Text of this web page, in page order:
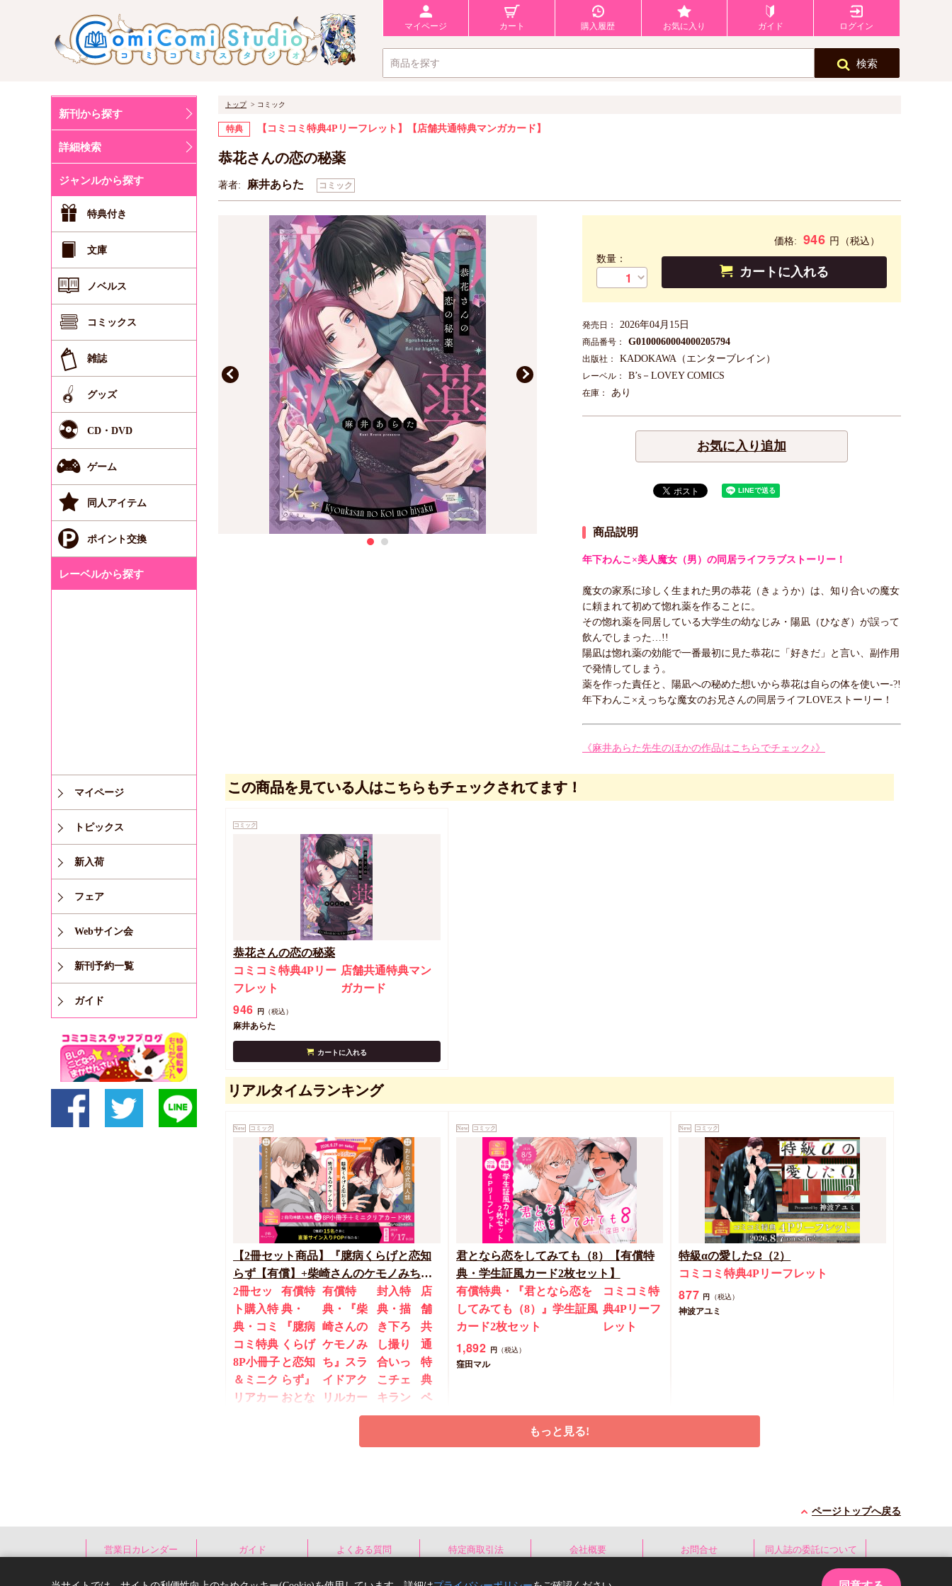
マイページ カート 購入履歴 お気に入り ガイド ログイン
検索
新刊から探す
詳細検索
ジャンルから探す
特典付き
文庫
ノベルス
コミックス
雑誌
グッズ
CD・DVD
ゲーム
同人アイテム
ポイント交換
レーベルから探す
マイページ
トピックス
新入荷
フェア
Webサイン会
新刊予約一覧
ガイド
トップ コミック
特典 【コミコミ特典4Pリーフレット】 【店舗共通特典マンガカード】
恭花さんの恋の秘薬
著者: 麻井あらた コミック
価格: 946 円
（税込）
数量：
カートに入れる
発売日： 2026年04月15日
商品番号： G0100060004000205794
出版社： KADOKAWA（エンターブレイン）
レーベル： B’s－LOVEY COMICS
在庫： あり
お気に入り追加
商品説明
年下わんこ×美人魔女（男）の同居ライフラブストーリー！
魔女の家系に珍しく生まれた男の恭花（きょうか）は、知り合いの魔女
に頼まれて初めて惚れ薬を作ることに。
その惚れ薬を同居している大学生の幼なじみ・陽凪（ひなぎ）が誤って
飲んでしまった…!!
陽凪は惚れ薬の効能で一番最初に見た恭花に「好きだ」と言い、副作用
で発情してしまう。
薬を作った責任と、陽凪への秘めた想いから恭花は自らの体を使いー‐?!
年下わんこ×えっちな魔女のお兄さんの同居ライフLOVEストーリー！
《麻井あらた先生のほかの作品はこちらでチェック♪》
この商品を見ている人はこちらもチェックされてます！
コミック
恭花さんの恋の秘薬
コミコミ特典4Pリー
フレット
店舗共通特典マン
ガカード
946 円 （税込）
麻井あらた
カートに入れる
リアルタイムランキング
New コミック
【2冊セット商品】『臆病くらげと恋知
らず【有償】+柴崎さんのケモノみち
【有償】』【8/17締切！予約キャンペー
ン(抽■選)】
2冊セッ
ト購入特
典・コミ
コミ特典
8P小冊子
＆ミニク
リアカー
有償特
典・
『臆病
くらげ
と恋知
らず』
おとな
有償特
典・『柴
崎さんの
ケモノみ
ち』スラ
イドアク
リルカー
ドキーホ
封入特
典・描
き下ろ
し撮り
合いっ
こチェ
キラン
ダム2枚
店
舗
共
通
特
典
ペ
ー
ー2
New コミック
君となら恋をしてみても（8）【有償特
典・学生証風カード2枚セット】
有償特典・『君となら恋を
してみても（8）』学生証風
カード2枚セット
コミコミ特
典4Pリーフ
レット
1,892 円 （税込）
窪田マル
New コミック
特級αの愛したΩ（2）
コミコミ特典4Pリーフレット
877 円 （税込）
神波アユミ
もっと見る!
ページトップへ戻る
営業日カレンダー ガイド よくある質問 特定商取引法 会社概要 お問合せ 同人誌の委託について